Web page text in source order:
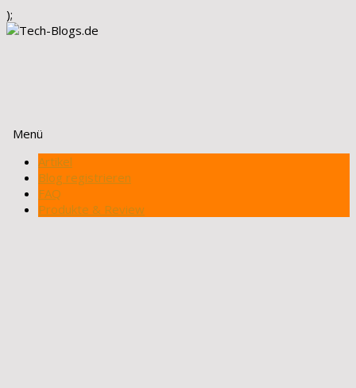
);
Menü
Zum
Inhalt
springen
Artikel
Blog registrieren
FAQ
Produkte & Review